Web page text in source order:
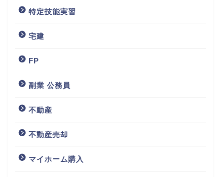
特定技能実習
宅建
FP
副業 公務員
不動産
不動産売却
マイホーム購入